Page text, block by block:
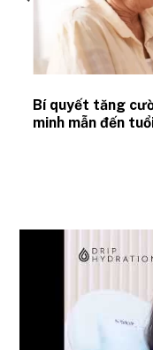
Bí quyết tăng
minh mẫn đến